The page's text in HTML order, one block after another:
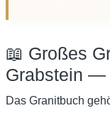
📖 Großes
Grabstein —
Das Granitbuch